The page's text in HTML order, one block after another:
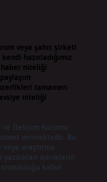
veya şahıs şirketi
hazırladığımız
niteliği
tamamen
niteliği
ve İletişim Kurumu
vermektedir. Bu
araştırma
içeriklerin